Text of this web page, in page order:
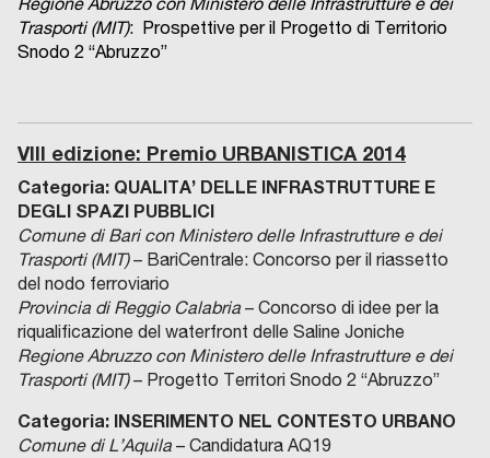
Trasporti (MIT): Prospettive per il Progetto di Territorio
Snodo 2 “Abruzzo”
VIII edizione: Premio URBANISTICA 2014
Categoria: QUALITA’ DELLE INFRASTRUTTURE E
DEGLI SPAZI PUBBLICI
Comune di Bari con Ministero delle Infrastrutture e dei
Trasporti (MIT)– BariCentrale: Concorso per il riassetto
del nodo ferroviario
Provincia di Reggio Calabria – Concorso di idee per la
riqualificazione del waterfront delle Saline Joniche
Regione Abruzzo con Ministero delle Infrastrutture e dei
Trasporti (MIT)– Progetto Territori Snodo 2 “Abruzzo”
Categoria: INSERIMENTO NEL CONTESTO URBANO
Comune di L’Aquila – Candidatura AQ19